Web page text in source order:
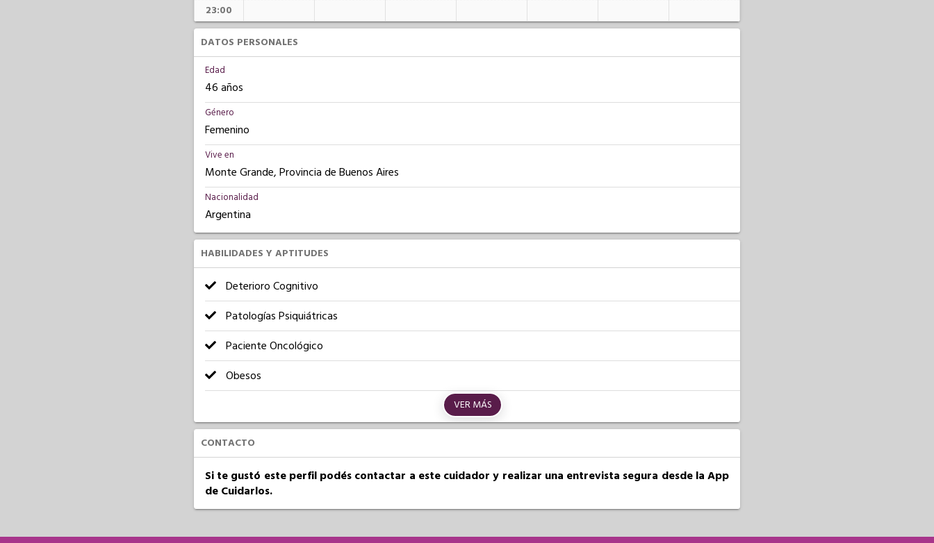
23:00
DATOS PERSONALES
Edad
46 años
Género
Femenino
Vive en
Monte Grande, Provincia de Buenos Aires
Nacionalidad
Argentina
HABILIDADES Y APTITUDES
Deterioro Cognitivo
Patologías Psiquiátricas
Paciente Oncológico
Obesos
VER MÁS
CONTACTO
Si te gustó este perfil podés contactar a este cuidador y realizar una entrevista segura desde la App
de Cuidarlos.